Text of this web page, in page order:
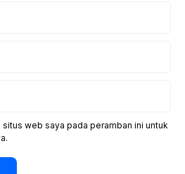
situs web saya pada peramban ini untuk